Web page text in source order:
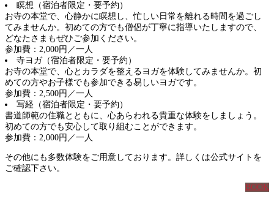
瞑想（宿泊者限定・要予約）
お寺の本堂で、心静かに瞑想し、忙しい日常を離れる時間を過ごし
てみませんか。初めての方でも僧侶が丁寧に指導いたしますので、
どなたさまもぜひご参加ください。
参加費：2,000円／一人
寺ヨガ（宿泊者限定・要予約）
お寺の本堂で、心とカラダを整えるヨガを体験してみませんか。初
めての方やお子様でも参加できる易しいヨガです。
参加費：2,500円／一人
写経（宿泊者限定・要予約）
書道師範の住職とともに、心あらわれる貴重な体験をしましょう。
初めての方でも安心して取り組むことができます。
参加費：2,000円／一人
その他にも多数体験をご用意しております。詳しくは公式サイトを
ご確認下さい。
BOOK